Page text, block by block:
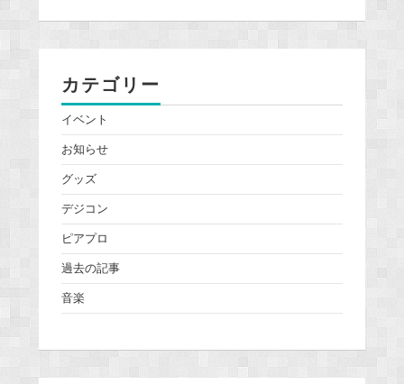
カテゴリー
イベント
お知らせ
グッズ
デジコン
ピアプロ
過去の記事
音楽